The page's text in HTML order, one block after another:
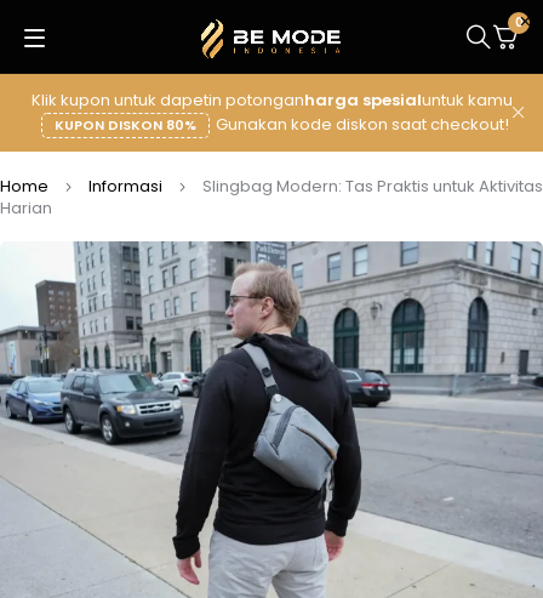
Klik kupon untuk dapetin potonganharga spesialuntuk kamu
KUPON DISKON 80% Gunakan kode diskon saat checkout!
0
Home Informasi
Slingbag Modern: Tas Praktis untuk Aktivitas
Harian